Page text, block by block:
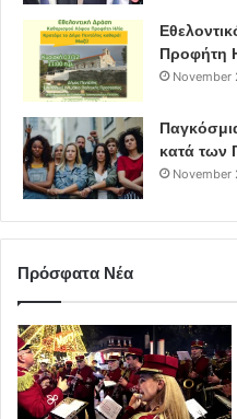
των παράνομων
παρεμβάσεων την ίδια
Προφήτη
November
κατά των
November
Πρόσφατα Νέα